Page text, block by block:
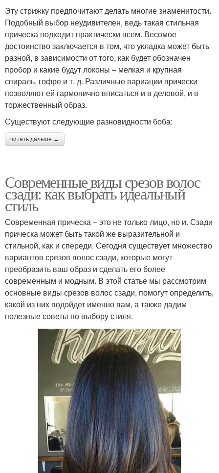
Эту стрижку предпочитают делать многие знаменитости.
Подобный выбор неудивителен, ведь такая стильная
прическа подходит практически всем. Весомое
достоинство заключается в том, что укладка может быть
разной, в зависимости от того, как будет обозначен
пробор и какие будут локоны – мелкая и крупная
спираль, гофре и т. д. Различные вариации прически
позволяют ей гармонично вписаться и в деловой, и в
торжественный образ.
Существуют следующие разновидности боба:
читать дальше →
Современные виды срезов волос
сзади: как выбрать идеальный
стиль
Современная прическа – это не только лицо, но и. Сзади
прическа может быть такой же выразительной и
стильной, как и спереди. Сегодня существует множество
вариантов срезов волос сзади, которые могут
преобразить ваш образ и сделать его более
современным и модным. В этой статье мы рассмотрим
основные виды срезов волос сзади, помогут определить,
какой из них подойдет именно вам, а также дадим
полезные советы по выбору стиля.